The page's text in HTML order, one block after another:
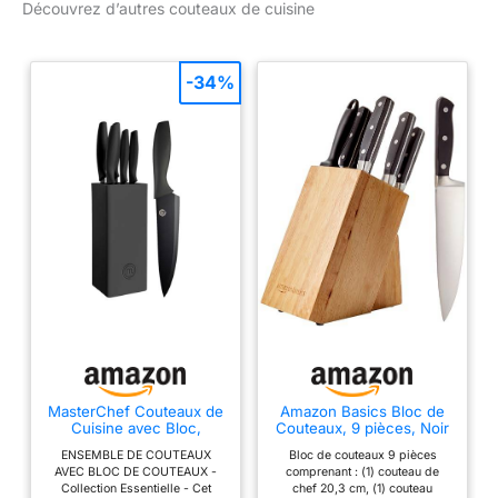
noire, connue au Japon
quatre esprits gardiens
qui protègent Kyoto et
on dit qu'elle protège la
ville au nord. Représenté
par le sanctuaire Kenkun,
situé au sommet du
mont Funaoka à Kyoto.
SHAN ZU vise à apporter
cette merveilleuse
bénédiction à nos
clients. BOÎTE CADEAU
ÉLÉGANTE &
ATTENTIF: Présenté
dans une boîte cadeau
de qualité, idéal pour
offrir lors d’occasions
spéciales comme Noël, la
Série Genbu
couteau à trancher de
filet de 17,8 cm, un
couteau utilitaire de 15,2
cm, un couteau d'office
de 9,5 cm, des couteaux
à steak de 11,4 cm. Lot
de 6, ciseaux de cuisine,
tige d'affûtage de
couteaux et bloc de bois
amovible. Couteau à
steak amovible : différent
du bloc de couteaux
intégré et du bloc de
marché, notre bloc de
couteaux en bois
d'acacia dispose d'une
section de bloc de
couteaux à steak
Découvrez d’autres couteaux de cuisine
MasterChef Couteaux de
Cuisine avec Bloc,
d'Office Universel,
Couteau à Viande et Pain,
ENSEMBLE DE COUTEAUX
AVEC BLOC DE COUTEAUX -
Collection Essentielle - Cet
-34%
Amazon Basics Bloc de
Couteaux, 9 pièces, Noir
Bloc de couteaux 9 pièces
comprenant : (1) couteau de
chef 20,3 cm, (1) couteau